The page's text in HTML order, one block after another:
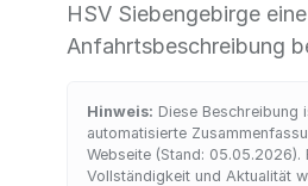
HSV Siebengebirge
Anfahrtsbeschreibung
Hinweis: Diese Beschreibung
automatisierte
Webseite (Stand: 05.05.2026).
Vollständigkeit und Aktualität